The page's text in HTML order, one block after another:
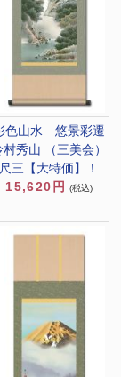
色山水 悠景彩遷
村秀山 （三美会）
尺三【大特価】！
15,620円 (税込)